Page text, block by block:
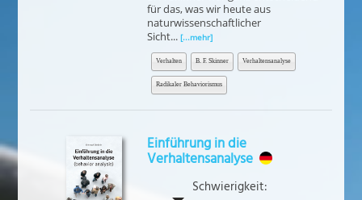
für das, was wir heute aus
naturwissenschaftlicher
Sicht... [...mehr]
Verhalten B. F. Skinner Verhaltensanalyse
Radikaler Behaviorismus
Einführung in die
Verhaltensanalyse
Schwierigkeit: